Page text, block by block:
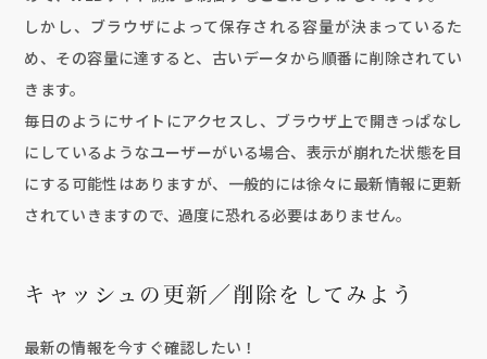
しかし、ブラウザによって保存される容量が決まっているた
め、その容量に達すると、古いデータから順番に削除されてい
きます。
毎日のようにサイトにアクセスし、ブラウザ上で開きっぱなし
にしているようなユーザーがいる場合、表示が崩れた状態を目
にする可能性はありますが、一般的には徐々に最新情報に更新
されていきますので、過度に恐れる必要はありません。
キャッシュの更新／削除をしてみよう
最新の情報を今すぐ確認したい！